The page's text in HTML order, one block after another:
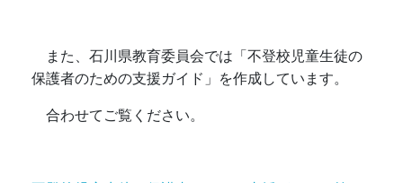
また、石川県教育委員会では「不登校児童生徒の
保護者のための支援ガイド」を作成しています。
合わせてご覧ください。